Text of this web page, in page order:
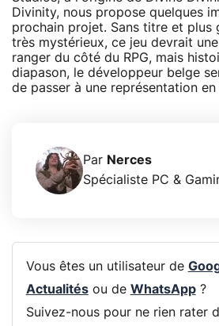
Divinity, nous propose quelques
prochain projet. Sans titre et plus
très mystérieux, ce jeu devrait
ranger du côté du RPG, mais
diapason, le développeur belge
de passer à une représentation
Par Nerces
Spécialiste PC &
Vous êtes un utilisateur de
Actualitésou de WhatsApp?
Suivez-nous pour ne rien rater